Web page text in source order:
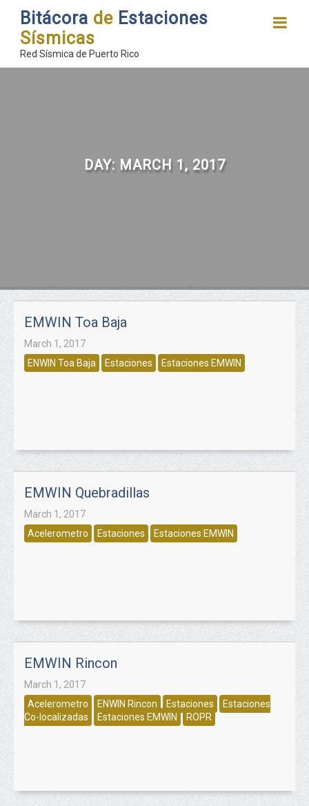
Bitácora de Estaciones
Sísmicas
Red Sísmica de Puerto Rico
DAY: MARCH 1, 2017
EMWIN Toa Baja
March 1, 2017
ENWIN Toa Baja
Estaciones Estaciones EMWIN
EMWIN Quebradillas
March 1, 2017
Acelerometro
Estaciones Estaciones EMWIN
EMWIN Rincon
March 1, 2017
Acelerometro
ENWIN Rincon Estaciones
Estaciones
Co-localizadas
Estaciones EMWIN ROPR